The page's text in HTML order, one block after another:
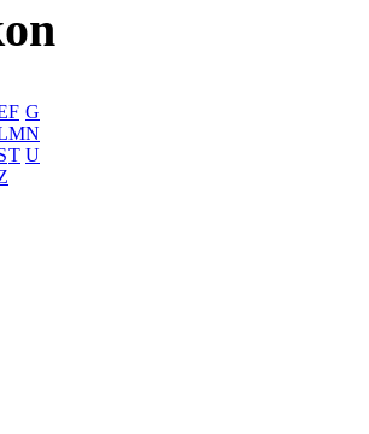
F G
MN
T U